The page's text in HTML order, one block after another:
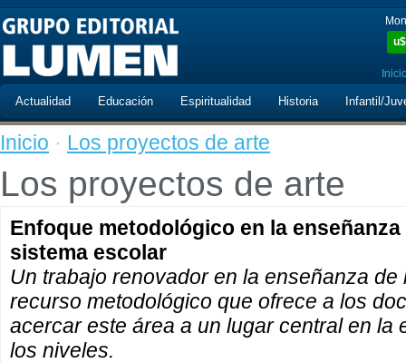
u$
Actualidad Educación Espiritualidad Historia Infantil/
Inicio · Los proyectos de arte
Los proyectos de arte
Enfoque metodológico en la
sistema escolar
Un trabajo renovador en la enseñanza
recurso metodológico que ofrece a los
acercar este área a un lugar central en la
los niveles.